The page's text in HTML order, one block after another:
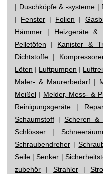
| Duschköpfe & -systeme |
| Fenster | Folien |
Hämmer | Heizgeräte &
Pelletöfen | Kanister &
Dichtstoffe |
Löten | Luftpumpen |
Maler- & Maurerbedarf |
Meißel | Melder, Mess- &
Reinigungsgeräte |
Schaumstoff |Scheren &
Schlösser |
Schraubendreher |
Seile |Senker |
zubehör | Strahler|